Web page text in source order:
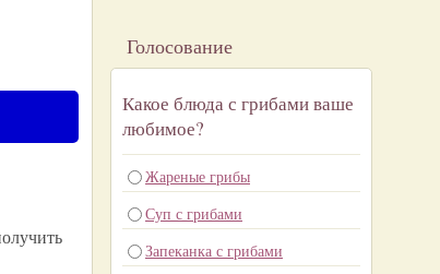
Голосование
Какое блюда с грибами ваше
любимое?
Жареные грибы
Суп с грибами
Запеканка с грибами